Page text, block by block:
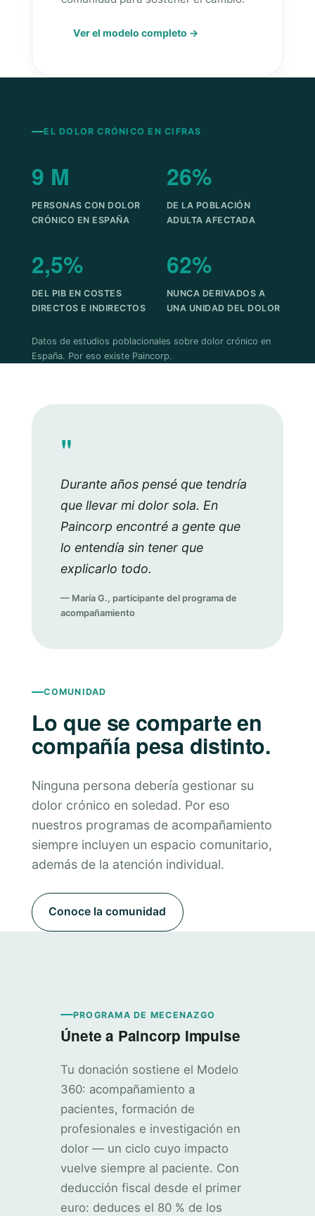
Ver el modelo completo →
EL DOLOR CRÓNICO EN CIFRAS
9 M
PERSONAS CON DOLOR
CRÓNICO EN ESPAÑA
26%
DE LA POBLACIÓN
ADULTA AFECTADA
2,5%
DEL PIB EN COSTES
DIRECTOS E INDIRECTOS
62%
NUNCA DERIVADOS A
UNA UNIDAD DEL DOLOR
Datos de estudios poblacionales sobre dolor crónico en
España. Por eso existe Paincorp.
"
Durante años pensé que tendría
que llevar mi dolor sola. En
Paincorp encontré a gente que
lo entendía sin tener que
explicarlo todo.
— María G., participante del programa de
acompañamiento
COMUNIDAD
Lo que se comparte en
compañía pesa distinto.
Ninguna persona debería gestionar su
dolor crónico en soledad. Por eso
nuestros programas de acompañamiento
siempre incluyen un espacio comunitario,
además de la atención individual.
Conoce la comunidad
PROGRAMA DE MECENAZGO
Únete a Paincorp Impulse
Tu donación sostiene el Modelo
360: acompañamiento a
pacientes, formación de
profesionales e investigación en
dolor — un ciclo cuyo impacto
vuelve siempre al paciente. Con
deducción fiscal desde el primer
euro: deduces el 80 % de los